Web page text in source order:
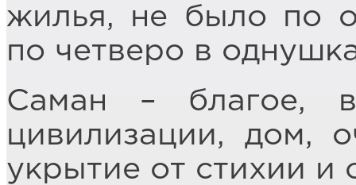
жилья, не было по
по четверо в
Саман – благое,
цивилизации, дом,
укрытие от стихии и